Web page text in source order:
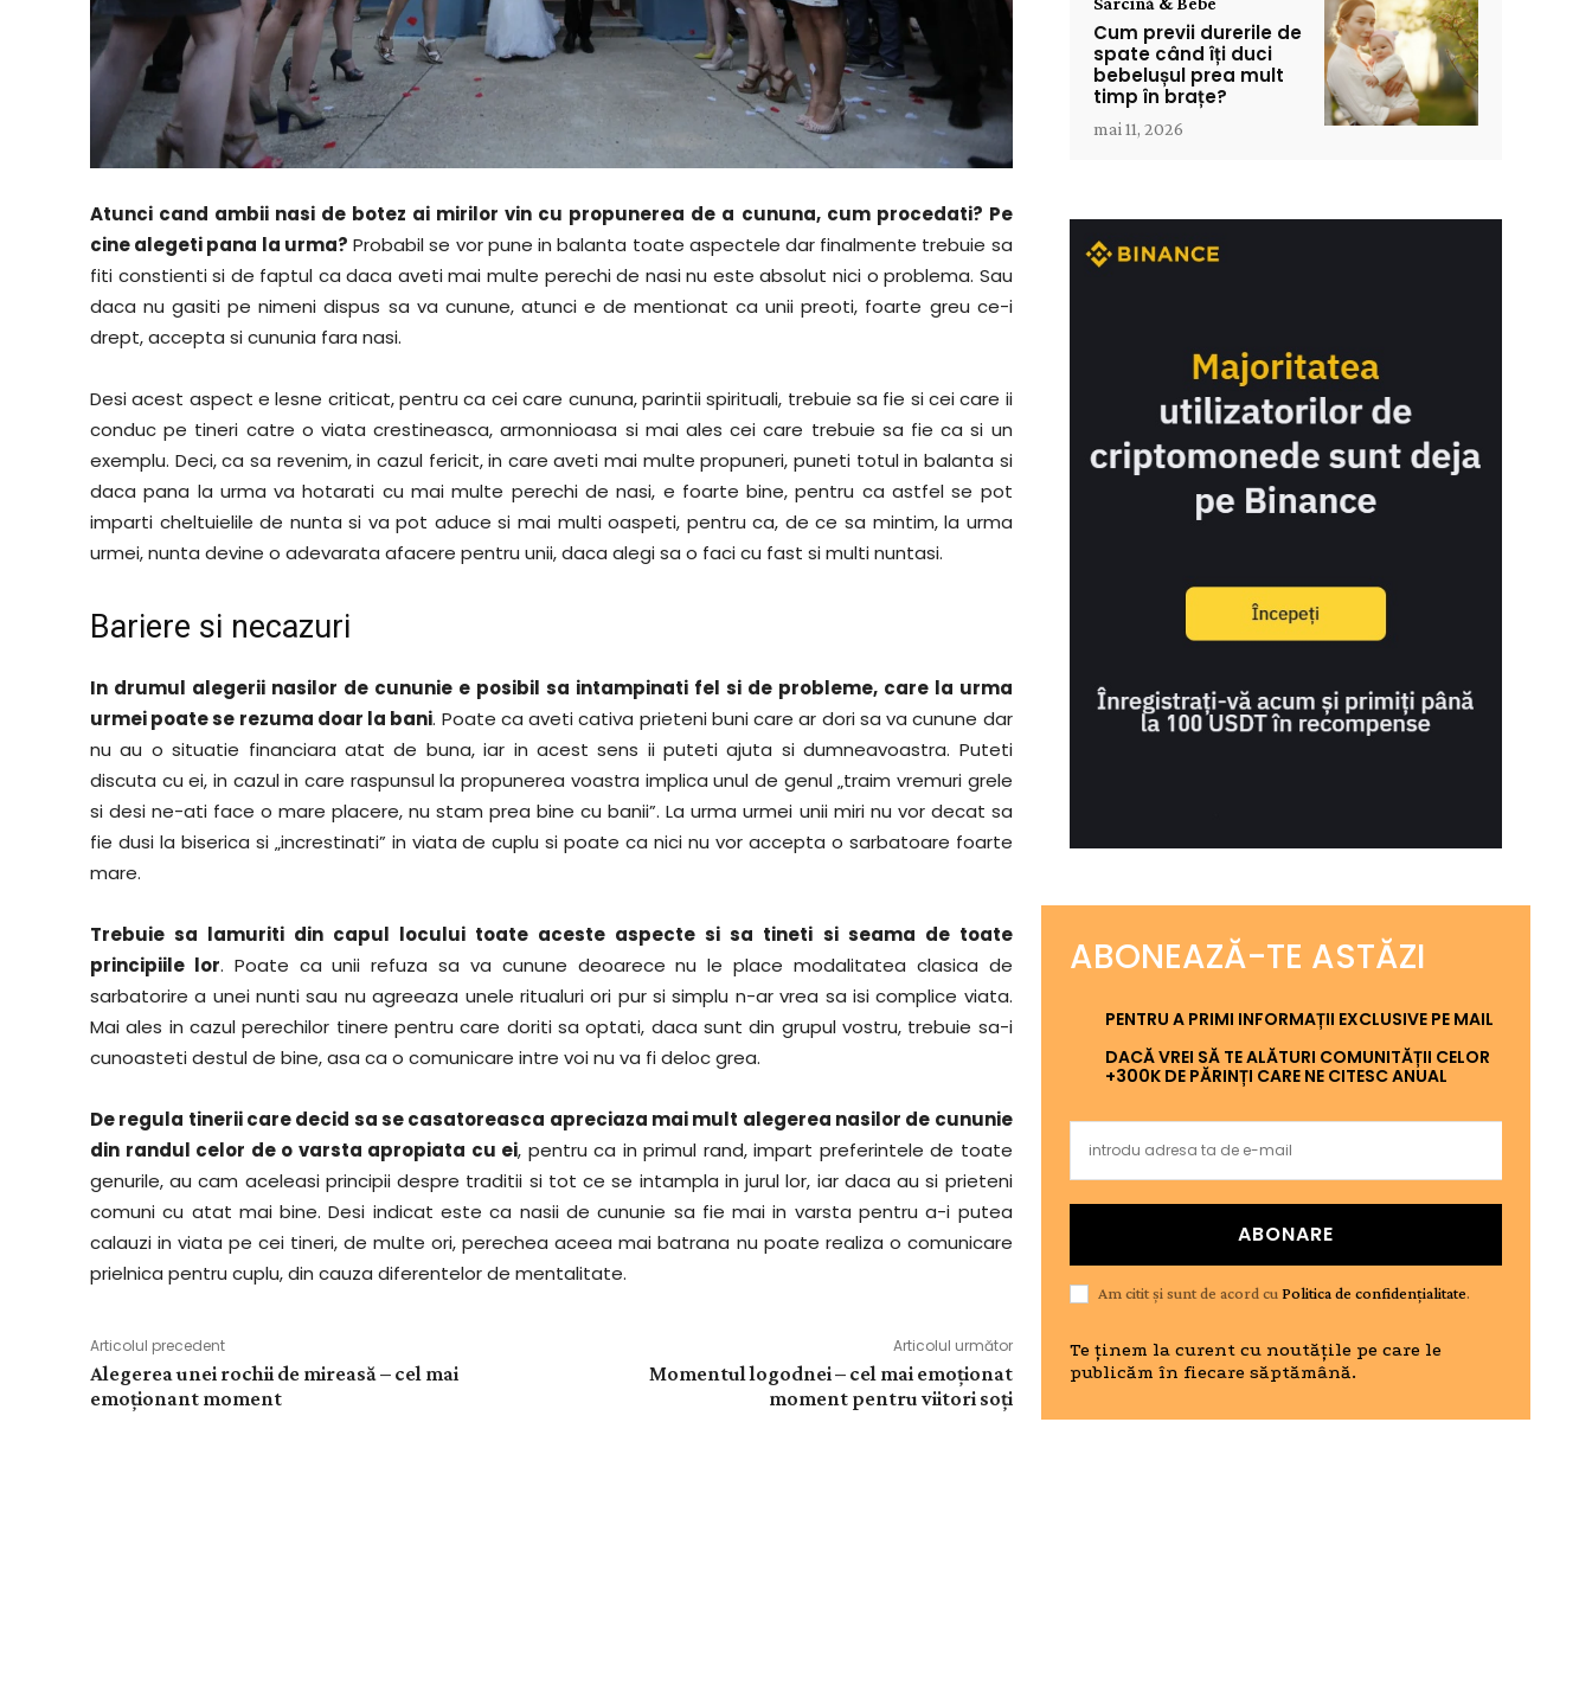
Atunci cand ambii nasi de botez ai mirilor vin cu propunerea de a cununa, cum procedati? Pe
cine alegeti pana la urma? Probabil se vor pune in balanta toate aspectele dar finalmente trebuie sa
fiti constienti si de faptul ca daca aveti mai multe perechi de nasi nu este absolut nici o problema. Sau
daca nu gasiti pe nimeni dispus sa va cunune, atunci e de mentionat ca unii preoti, foarte greu ce-i
drept, accepta si cununia fara nasi.
Desi acest aspect e lesne criticat, pentru ca cei care cununa, parintii spirituali, trebuie sa fie si cei care ii
conduc pe tineri catre o viata crestineasca, armonnioasa si mai ales cei care trebuie sa fie ca si un
exemplu. Deci, ca sa revenim, in cazul fericit, in care aveti mai multe propuneri, puneti totul in balanta si
daca pana la urma va hotarati cu mai multe perechi de nasi, e foarte bine, pentru ca astfel se pot
imparti cheltuielile de nunta si va pot aduce si mai multi oaspeti, pentru ca, de ce sa mintim, la urma
urmei, nunta devine o adevarata afacere pentru unii, daca alegi sa o faci cu fast si multi nuntasi.
Bariere si necazuri
In drumul alegerii nasilor de cununie e posibil sa intampinati fel si de probleme, care la urma
urmei poate se rezuma doar la bani. Poate ca aveti cativa prieteni buni care ar dori sa va cunune dar
nu au o situatie financiara atat de buna, iar in acest sens ii puteti ajuta si dumneavoastra. Puteti
discuta cu ei, in cazul in care raspunsul la propunerea voastra implica unul de genul „traim vremuri grele
si desi ne-ati face o mare placere, nu stam prea bine cu banii”. La urma urmei unii miri nu vor decat sa
fie dusi la biserica si „increstinati” in viata de cuplu si poate ca nici nu vor accepta o sarbatoare foarte
mare.
Trebuie sa lamuriti din capul locului toate aceste aspecte si sa tineti si seama de toate
principiile lor. Poate ca unii refuza sa va cunune deoarece nu le place modalitatea clasica de
sarbatorire a unei nunti sau nu agreeaza unele ritualuri ori pur si simplu n-ar vrea sa isi complice viata.
Mai ales in cazul perechilor tinere pentru care doriti sa optati, daca sunt din grupul vostru, trebuie sa-i
cunoasteti destul de bine, asa ca o comunicare intre voi nu va fi deloc grea.
De regula tinerii care decid sa se casatoreasca apreciaza mai mult alegerea nasilor de cununie
din randul celor de o varsta apropiata cu ei, pentru ca in primul rand, impart preferintele de toate
genurile, au cam aceleasi principii despre traditii si tot ce se intampla in jurul lor, iar daca au si prieteni
comuni cu atat mai bine. Desi indicat este ca nasii de cununie sa fie mai in varsta pentru a-i putea
calauzi in viata pe cei tineri, de multe ori, perechea aceea mai batrana nu poate realiza o comunicare
prielnica pentru cuplu, din cauza diferentelor de mentalitate.
Articolul precedent
Alegerea unei rochii de mireasă – cel mai
emoționant moment
Articolul următor
Momentul logodnei – cel mai emoționat
moment pentru viitori soți
Cum previi durerile de
spate când îți duci
bebelușul prea mult
timp în brațe?
mai 11, 2026
ABONEAZĂ-TE ASTĂZI
PENTRU A PRIMI INFORMAȚII EXCLUSIVE PE MAIL
DACĂ VREI SĂ TE ALĂTURI COMUNITĂȚII CELOR
+300K DE PĂRINȚI CARE NE CITESC ANUAL
ABONARE
Am citit și sunt de acord cuPolitica de confidențialitate.
Te ținem la curent cu noutățile pe care le
publicăm în fiecare săptămână.